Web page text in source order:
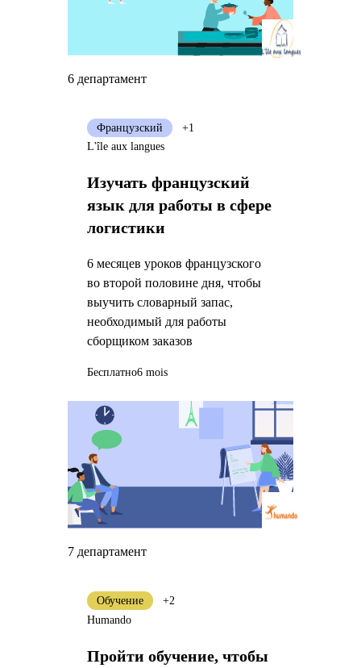
6 департамент
Изучать французский
язык для работы в сфере
логистики
6 месяцев уроков французского
во второй половине дня, чтобы
выучить словарный запас,
необходимый для работы
сборщиком заказов
Французский
+1
L'île aux langues
Бесплатно6 mois
7 департамент
Пройти обучение, чтобы
Обучение
+2
Humando